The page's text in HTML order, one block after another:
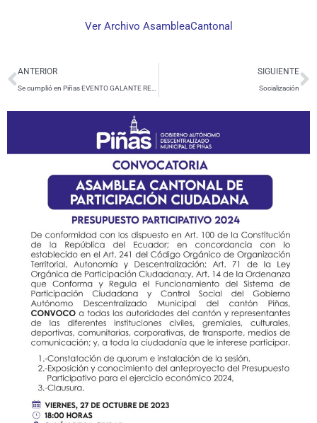
Ver Archivo AsambleaCantonal
ANTERIOR
Se cumplió en Piñas EVENTO GALANTE REINA DE LAS PARROQUIAS 2023
SIGUIENTE
Socialización